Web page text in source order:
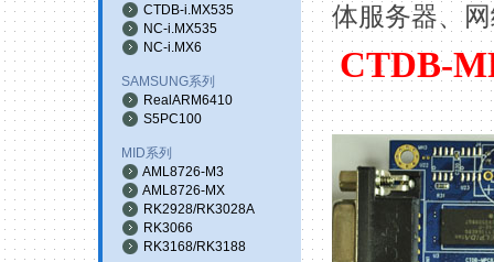
CTDB-i.MX535
NC-i.MX535
NC-i.MX6
SAMSUNG系列
RealARM6410
S5PC100
MID系列
AML8726-M3
AML8726-MX
RK2928/RK3028A
RK3066
RK3168/RK3188
体服务器、
CTDB-